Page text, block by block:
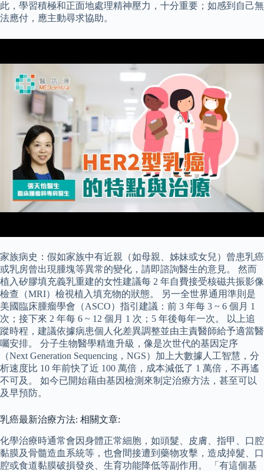
此，學習積極和正面地處理精神壓力，十分重要；如感到自己無
法應付，應主動尋求協助。
家族病史：假如家族中有近親（如母親、姊妹或女兒）曾患乳癌
或乳房曾出現腫塊等異常的變化，請即諮詢醫生的意見。 然而
植入矽膠填充義乳重建的女性建議每 2 年自費接受核磁共振影像
檢查（MRI）檢視植入填充物的狀態。 另一全世界通用準則是
美國臨床腫瘤學會（ASCO）指引建議：前 3 年每 3 ~ 6 個月 1
次；接下來 2 年每 6 ~ 12 個月 1 次；5 年後每年一次。 以上追
蹤時程，建議依據病患個人化差異調整並由主責醫師給予適當醫
囑安排。 分子生物醫學精進升級，像是次世代的基因定序
（Next Generation Sequencing，NGS）加上大數據人工智慧，分
析速度比 10 年前快了近 100 萬倍，成本減低了 1 萬倍，不再遙
不可及。 如今已開始藉由基因檢測來制定治療方法，甚至可以
及早預防。
乳癌最新治療方法: 相關文章:
化學治療時通常會因身體正常細胞，如頭髮、皮膚、指甲、口腔
黏膜及骨髓造血系統等，也會間接遭到藥物攻擊，造成掉髮、口
腔或食道黏膜破損發炎、生育功能降低等副作用。 「有這個基